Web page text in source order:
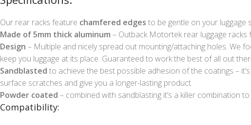
Our rear racks feature chamfered edges to be gentle on your luggage
Made of 5mm thick aluminum – Outback Motortek rear luggage
Design – Multiple and nicely spread out mounting/attaching holes. We
keep you luggage at its place. Guaranteed to work the best of all out
Sandblasted to achieve the best possible adhesion of the coatings –
surface scratches and give you a longer-lasting product.
Powder coated – combined with sandblasting it’s a killer combination
Compatibility: